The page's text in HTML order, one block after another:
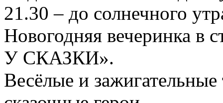
21.30 – до солнечного
Новогодняя вечеринка в
У СКАЗКИ».
Весёлые и